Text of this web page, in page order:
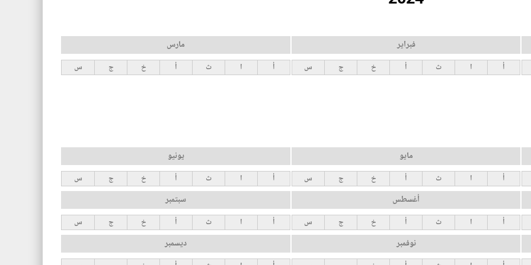
فبراير
أ ا ث أ خ ج س
مارس
أ ا ث أ خ ج س
مايو
أ ا ث أ خ ج س
يونيو
أ ا ث أ خ ج س
أغسطس
أ ا ث أ خ ج س
سبتمبر
أ ا ث أ خ ج س
نوفمبر ديسمبر